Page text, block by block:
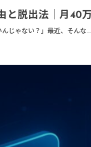
と脱出法｜月40
んじゃない？」最近、そんな